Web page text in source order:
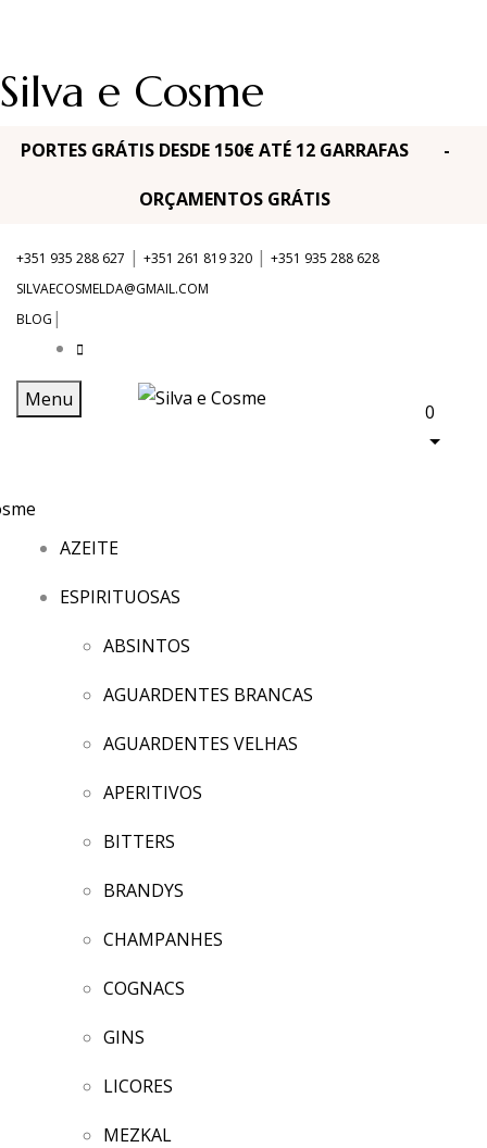
Silva e Cosme
PORTES GRÁTIS DESDE 150€ ATÉ 12 GARRAFAS -
ORÇAMENTOS GRÁTIS
+351 935 288 627 | +351 261 819 320 | +351 935 288 628
SILVAECOSMELDA@GMAIL.COM
BLOG |
Menu
0
AZEITE
ESPIRITUOSAS
ABSINTOS
AGUARDENTES BRANCAS
AGUARDENTES VELHAS
APERITIVOS
BITTERS
BRANDYS
CHAMPANHES
COGNACS
GINS
LICORES
MEZKAL